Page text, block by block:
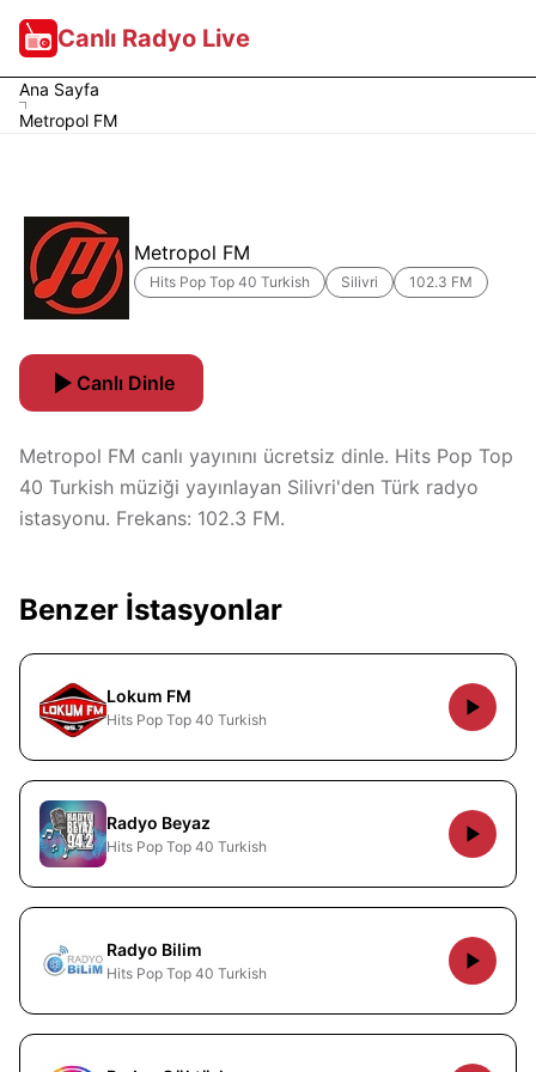
Canlı Radyo Live
Ana Sayfa
Metropol FM
Metropol FM
Hits Pop Top 40 Turkish Silivri 102.3 FM
Canlı Dinle
Metropol FM canlı yayınını ücretsiz dinle. Hits Pop Top
40 Turkish müziği yayınlayan Silivri'den Türk radyo
istasyonu. Frekans: 102.3 FM.
Benzer İstasyonlar
Lokum FM
Hits Pop Top 40 Turkish
Radyo Beyaz
Hits Pop Top 40 Turkish
Radyo Bilim
Hits Pop Top 40 Turkish